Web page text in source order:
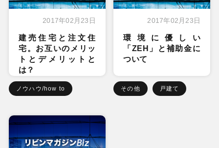
2017年02月23日
建売住宅と注文住
宅。お互いのメリッ
トとデメリットと
は？
ノウハウ/how to
2017年02月23日
環境に優しい
「ZEH」と補助金に
ついて
その他 戸建て